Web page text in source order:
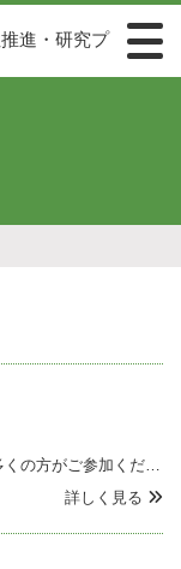
進・研究プ
働き方が変わる今，組織と個人がやるべきこと多くの方がご参加くださいました。改めてお礼申し上げます。 コロナ禍でのリモートワークの拡大などによる新しい働き方や職場マネジメントの課題を取上げます。日時： 2020年11月10日（火）13時15分～17時10分 （zoom入室開始：13
詳しく見る